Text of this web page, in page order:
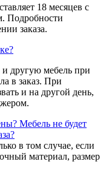
18 месяцев с
Подробности
заказа.
другую мебель при
в заказ. При
и на другой день,
Мебель не будет
в том случае, если
материал, размер